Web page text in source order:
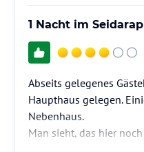
1 Nacht im
Abseits gelegenes
Haupthaus gelegen.
Nebenhaus.
Man sieht, das hier